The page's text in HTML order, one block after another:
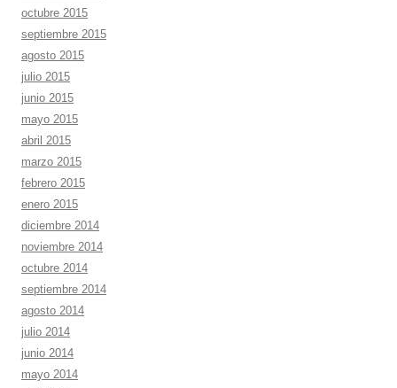
octubre 2015
septiembre 2015
agosto 2015
julio 2015
junio 2015
mayo 2015
abril 2015
marzo 2015
febrero 2015
enero 2015
diciembre 2014
noviembre 2014
octubre 2014
septiembre 2014
agosto 2014
julio 2014
junio 2014
mayo 2014